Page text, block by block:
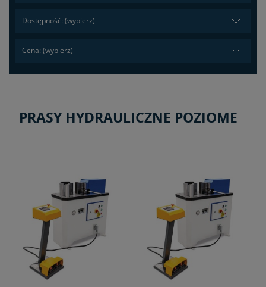
Dostępność: (wybierz)
Cena: (wybierz)
PRASY HYDRAULICZNE POZIOME